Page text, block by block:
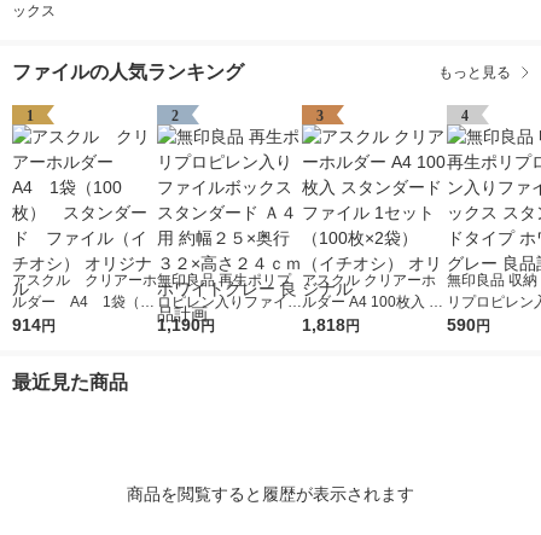
ックス
ファイルの人気ランキング もっと見る
1
アスクル クリアーホ
ルダー A4 1袋（10
0枚） スタンダー
914円
2
無印良品 再生ポリプ
ロピレン入りファイル
ボックススタンダード
1,190円
3
アスクル クリアーホ
ルダー A4 100枚入 ス
タンダード ファイル
1,818円
4
無印良品 収納
リプロピレン
イルボックス
590円
最近見た商品
商品を閲覧すると履歴が表示されます